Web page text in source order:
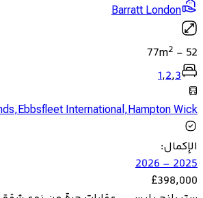
Barratt London
52
-
77m2
1,2,3
,Ebbsfleet International,Hampton Wick
الإكمال:
2025 – 2026
£398,000